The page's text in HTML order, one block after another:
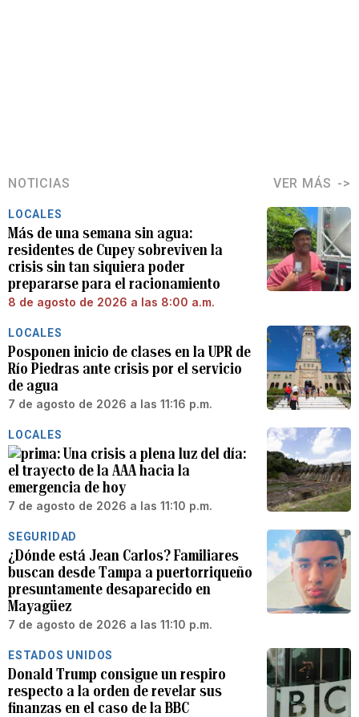
NOTICIAS VER MÁS
LOCALES
Más de una semana sin agua:
residentes de Cupey sobreviven la
crisis sin tan siquiera poder
prepararse para el racionamiento
8 de agosto de 2026 a las 8:00 a.m.
LOCALES
Posponen inicio de clases en la UPR de
Río Piedras ante crisis por el servicio
de agua
7 de agosto de 2026 a las 11:16 p.m.
LOCALES
Una crisis a plena luz del día:
el trayecto de la AAA hacia la
emergencia de hoy
7 de agosto de 2026 a las 11:10 p.m.
SEGURIDAD
¿Dónde está Jean Carlos? Familiares
buscan desde Tampa a puertorriqueño
presuntamente desaparecido en
Mayagüez
7 de agosto de 2026 a las 11:10 p.m.
ESTADOS UNIDOS
Donald Trump consigue un respiro
respecto a la orden de revelar sus
finanzas en el caso de la BBC